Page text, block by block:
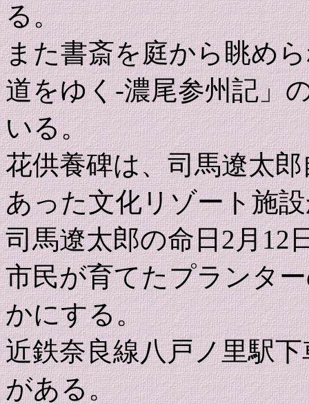
る。
また書斎を庭から眺め
道をゆく-濃尾参州記」
いる。
花供養碑は、司馬遼太
あった文化リゾート施
司馬遼太郎の命日2月12
市民が育てたプランタ
かにする。
近鉄奈良線八戸ノ里駅
がある。